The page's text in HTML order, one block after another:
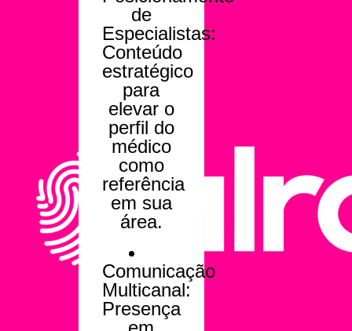
de
Especialistas:
Conteúdo
estratégico
para
elevar o
perfil do
médico
como
referência
em sua
área.
Comunicação
Multicanal:
Presença